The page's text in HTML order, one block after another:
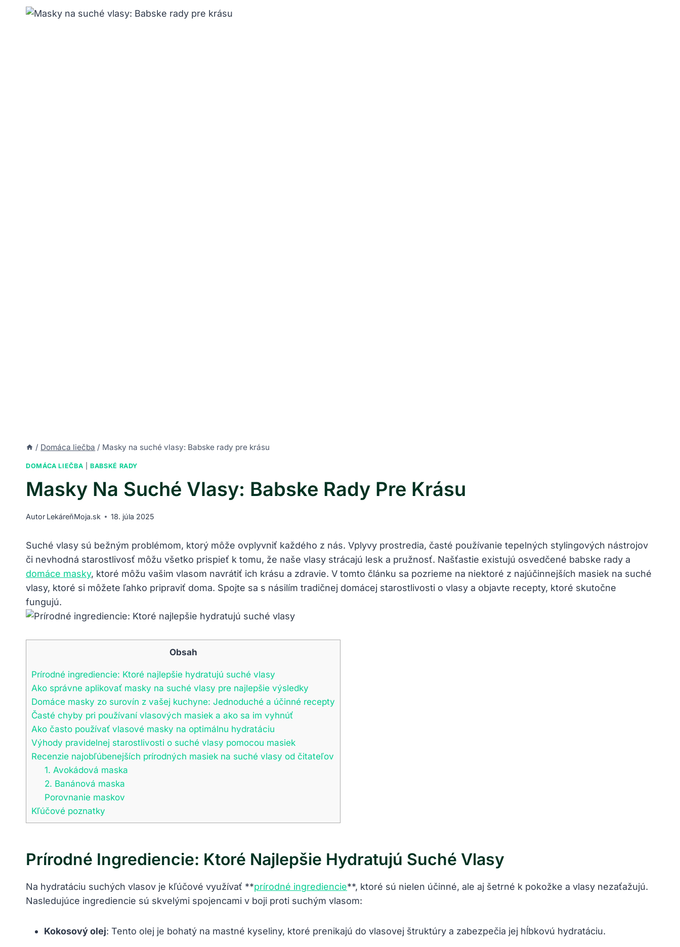
/ Domáca liečba / Masky na suché vlasy: Babske rady pre krásu
DOMÁCA LIEČBA |BABSKÉ RADY
Masky Na Suché Vlasy: Babske Rady Pre Krásu
Autor LekáreňMoja.sk 18. júla 2025
Suché vlasy sú bežným problémom, ktorý môže ovplyvniť každého z nás. Vplyvy prostredia, časté používanie tepelných stylingových nástrojov
či nevhodná starostlivosť môžu všetko prispieť k tomu, že naše vlasy strácajú lesk a pružnosť. Našťastie existujú osvedčené babske rady a
domáce masky, ktoré môžu vašim vlasom navrátiť ich krásu a zdravie. V tomto článku sa pozrieme na niektoré z najúčinnejších masiek na suché
vlasy, ktoré si môžete ľahko pripraviť doma. Spojte sa s násilím tradičnej domácej starostlivosti o vlasy a objavte recepty, ktoré skutočne
fungujú.
Obsah
Prírodné ingrediencie: Ktoré najlepšie hydratujú suché vlasy
Ako správne aplikovať masky na suché vlasy pre najlepšie výsledky
Domáce masky zo surovín z vašej kuchyne: Jednoduché a účinné recepty
Časté chyby pri používaní vlasových masiek a ako sa im vyhnúť
Ako často používať vlasové masky na optimálnu hydratáciu
Výhody pravidelnej starostlivosti o suché vlasy pomocou masiek
Recenzie najobľúbenejších prírodných masiek na suché vlasy od čitateľov
1. Avokádová maska
2. Banánová maska
Porovnanie maskov
Kľúčové poznatky
Prírodné Ingrediencie: Ktoré Najlepšie Hydratujú Suché Vlasy
Na hydratáciu suchých vlasov je kľúčové využívať **prírodné ingrediencie**, ktoré sú nielen účinné, ale aj šetrné k pokožke a vlasy nezaťažujú.
Nasledujúce ingrediencie sú skvelými spojencami v boji proti suchým vlasom:
Kokosový olej: Tento olej je bohatý na mastné kyseliny, ktoré prenikajú do vlasovej štruktúry a zabezpečia jej hĺbkovú hydratáciu.